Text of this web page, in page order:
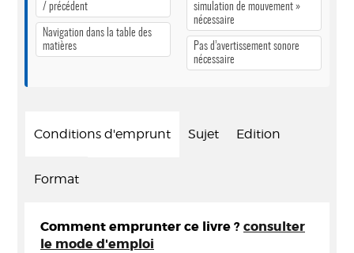
/ précédent
Navigation dans la table des
matières
simulation de mouvement »
nécessaire
Pas d’avertissement sonore
nécessaire
Conditions d'emprunt Sujet Edition
Format
Comment emprunter ce livre ? consulter
le mode d'emploi